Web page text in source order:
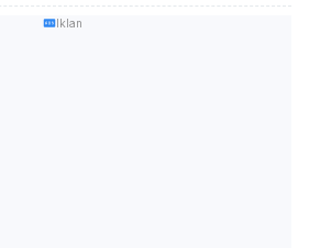
Iklan